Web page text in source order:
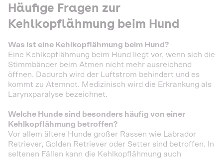
Häufige Fragen zur
Kehlkopflähmung beim Hund
Was ist eine Kehlkopflähmung beim Hund?
Eine Kehlkopflähmung beim Hund liegt vor, wenn sich die
Stimmbänder beim Atmen nicht mehr ausreichend
öffnen. Dadurch wird der Luftstrom behindert und es
kommt zu Atemnot. Medizinisch wird die Erkrankung als
Larynxparalyse bezeichnet.
Welche Hunde sind besonders häufig von einer
Kehlkopflähmung betroffen?
Vor allem ältere Hunde großer Rassen wie Labrador
Retriever, Golden Retriever oder Setter sind betroffen. In
seltenen Fällen kann die Kehlkopflähmung auch